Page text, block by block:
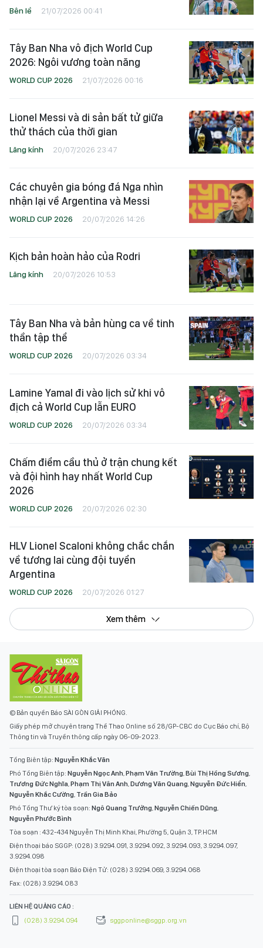
Bên lề 21/07/2026 00:41
Tây Ban Nha vô địch World Cup
2026: Ngôi vương toàn năng
WORLD CUP 2026 21/07/2026 00:16
Lionel Messi và di sản bất tử giữa
thử thách của thời gian
Lăng kính 20/07/2026 23:47
Các chuyên gia bóng đá Nga nhìn
nhận lại về Argentina và Messi
WORLD CUP 2026 20/07/2026 14:26
Kịch bản hoàn hảo của Rodri
Lăng kính 20/07/2026 10:53
Tây Ban Nha và bản hùng ca về tinh
thần tập thể
WORLD CUP 2026 20/07/2026 03:34
Lamine Yamal đi vào lịch sử khi vô
địch cả World Cup lẫn EURO
WORLD CUP 2026 20/07/2026 03:34
Chấm điểm cầu thủ ở trận chung kết
và đội hình hay nhất World Cup
2026
WORLD CUP 2026 20/07/2026 02:30
HLV Lionel Scaloni không chắc chắn
về tương lai cùng đội tuyển
Argentina
WORLD CUP 2026 20/07/2026 01:27
Xem thêm
© Bản quyền Báo SÀI GÒN GIẢI PHÓNG.
Giấy phép mở chuyên trang Thể Thao Online số 28/GP-CBC do Cục Báo chí, Bộ
Thông tin và Truyền thông cấp ngày 06-09-2023.
Tổng Biên tập: Nguyễn Khắc Văn
Phó Tổng Biên tập: Nguyễn Ngọc Anh,Phạm Văn Trường,Bùi Thị Hồng Sương,
Trương Đức Nghĩa,Phạm Thị Vân Anh,Dương Văn Quang,Nguyễn Đức Hiển,
Nguyễn Khắc Cường, Trần Gia Bảo
Phó Tổng Thư ký tòa soạn: Ngô Quang Trưởng,Nguyễn Chiến Dũng,
Nguyễn Phước Bình
Tòa soạn : 432-434 Nguyễn Thị Minh Khai, Phường 5, Quận 3, TP.HCM
Điện thoại báo SGGP: (028) 3.9294.091, 3.9294.092, 3.9294.093, 3.9294.097,
3.9294.098
Điện thoại tòa soạn Báo Điện Tử: (028) 3.9294.069, 3.9294.068
Fax: (028) 3.9294.083
LIÊN HỆ QUẢNG CÁO :
(028) 3.9294.094
sggponline@sggp.org.vn